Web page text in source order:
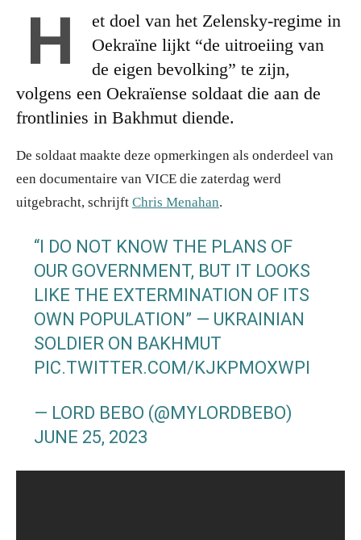
H
et doel van het Zelensky-regime in
Oekraïne lijkt “de uitroeiing van
de eigen bevolking” te zijn,
volgens een Oekraïense soldaat die aan de
frontlinies in Bakhmut diende.
De soldaat maakte deze opmerkingen als onderdeel van
een documentaire van VICE die zaterdag werd
uitgebracht, schrijft Chris Menahan.
“I DO NOT KNOW THE PLANS OF
OUR GOVERNMENT, BUT IT LOOKS
LIKE THE EXTERMINATION OF ITS
OWN POPULATION” — UKRAINIAN
SOLDIER ON BAKHMUT
PIC.TWITTER.COM/KJKPMOXWPI
— LORD BEBO (@MYLORDBEBO)
JUNE 25, 2023